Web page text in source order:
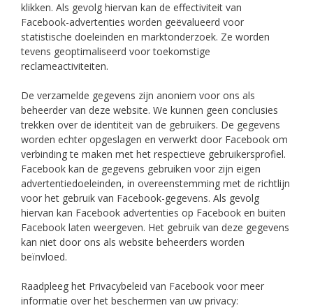
klikken. Als gevolg hiervan kan de effectiviteit van
Facebook-advertenties worden geëvalueerd voor
statistische doeleinden en marktonderzoek. Ze worden
tevens geoptimaliseerd voor toekomstige
reclameactiviteiten.
De verzamelde gegevens zijn anoniem voor ons als
beheerder van deze website. We kunnen geen conclusies
trekken over de identiteit van de gebruikers. De gegevens
worden echter opgeslagen en verwerkt door Facebook om
verbinding te maken met het respectieve gebruikersprofiel.
Facebook kan de gegevens gebruiken voor zijn eigen
advertentiedoeleinden, in overeenstemming met de richtlijn
voor het gebruik van Facebook-gegevens. Als gevolg
hiervan kan Facebook advertenties op Facebook en buiten
Facebook laten weergeven. Het gebruik van deze gegevens
kan niet door ons als website beheerders worden
beïnvloed.
Raadpleeg het Privacybeleid van Facebook voor meer
informatie over het beschermen van uw privacy: